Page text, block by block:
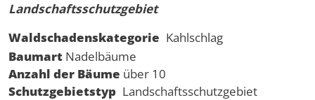
Landschaftsschutzgebiet
Waldschadenskategorie Kahlschlag
Baumart Nadelbäume
Anzahl der Bäume über 10
Schutzgebietstyp Landschaftsschutzgebiet